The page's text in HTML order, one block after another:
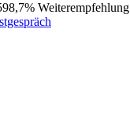
98,7% Weiterempfehlung